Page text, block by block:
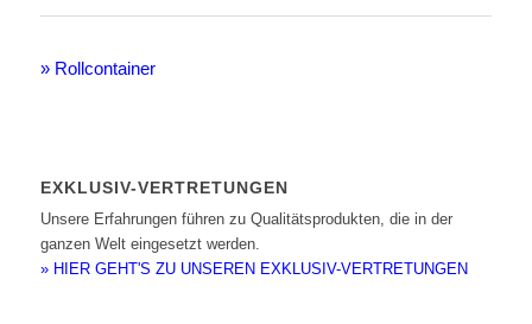
» Rollcontainer
EXKLUSIV-VERTRETUNGEN
Unsere Erfahrungen führen zu Qualitätsprodukten, die in der
ganzen Welt eingesetzt werden.
» HIER GEHT'S ZU UNSEREN EXKLUSIV-VERTRETUNGEN